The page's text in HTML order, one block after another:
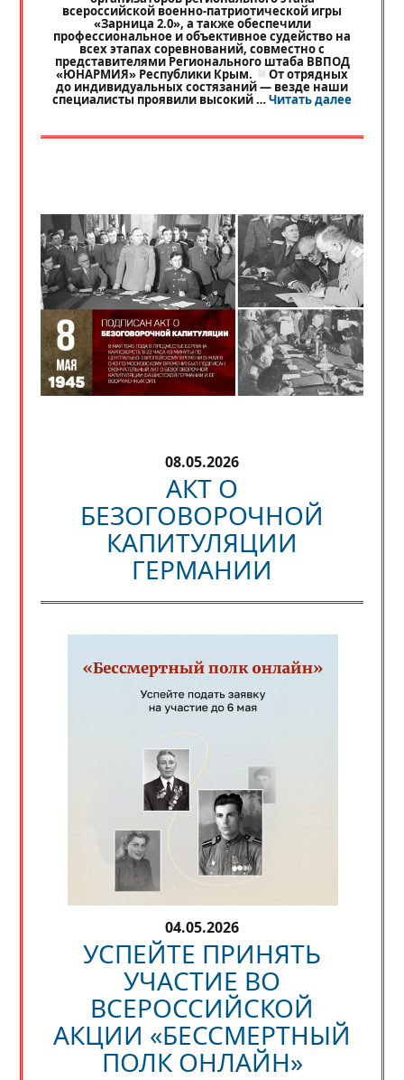
всероссийской военно-патриотической игры
«Зарница 2.0», а также обеспечили
профессиональное и объективное судейство на
всех этапах соревнований, совместно с
представителями Регионального штаба ВВПОД
«ЮНАРМИЯ» Республики Крым. От отрядных
до индивидуальных состязаний — везде наши
специалисты проявили высокий …Читать далее«
08.05.2026
АКТ О
БЕЗОГОВОРОЧНОЙ
КАПИТУЛЯЦИИ
ГЕРМАНИИ
04.05.2026
УСПЕЙТЕ ПРИНЯТЬ
УЧАСТИЕ ВО
ВСЕРОССИЙСКОЙ
АКЦИИ «БЕССМЕРТНЫЙ
ПОЛК ОНЛАЙН»